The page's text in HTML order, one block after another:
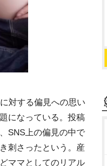
対する偏見への思い
になっている。投稿
SNS上の偏見の中で
刺さったという。産
ママとしてのリアル